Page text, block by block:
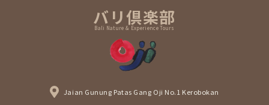
バリ倶楽部
Bali Nature & Experience Tours
Jaian Gunung Patas Gang Oji No.1 Kerobokan